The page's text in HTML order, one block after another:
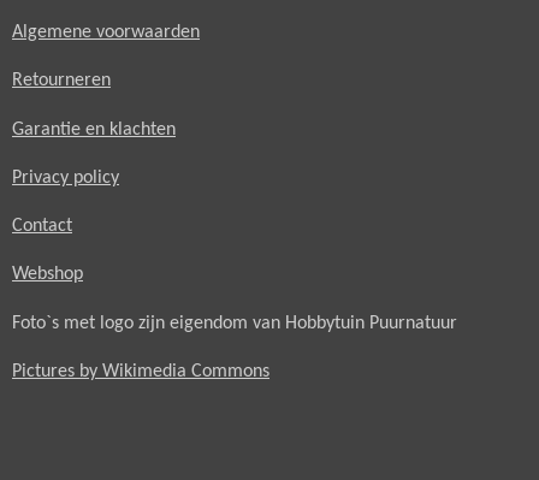
Algemene voorwaarden
Retourneren
Garantie en klachten
Privacy policy
Contact
Webshop
Foto`s met logo zijn eigendom van Hobbytuin Puurnatuur
Pictures by Wikimedia Commons